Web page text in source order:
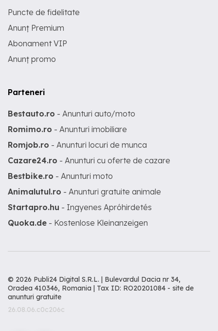
Puncte de fidelitate
Anunț Premium
Abonament VIP
Anunț promo
Parteneri
Bestauto.ro - Anunturi auto/moto
Romimo.ro - Anunturi imobiliare
Romjob.ro - Anunturi locuri de munca
Cazare24.ro - Anunturi cu oferte de cazare
Bestbike.ro - Anunturi moto
Animalutul.ro - Anunturi gratuite animale
Startapro.hu - Ingyenes Apróhirdetés
Quoka.de - Kostenlose Kleinanzeigen
© 2026 Publi24 Digital S.R.L. | Bulevardul Dacia nr 34,
Oradea 410346, Romania | Tax ID: RO20201084 - site de
anunturi gratuite
26.08.06.c0c206c